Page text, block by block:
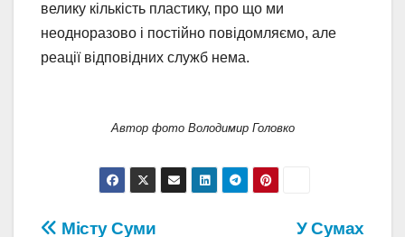
велику кількість пластику, про що ми
неодноразово і постійно повідомляємо, але
реації відповідних служб нема.
Автор фото Володимир Головко
У Сумах
Місту Суми